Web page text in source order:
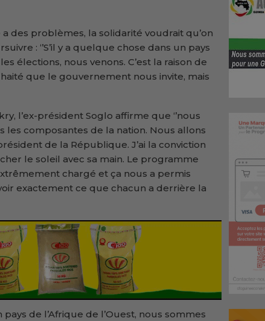
a des problèmes, la solidarité voudrait qu’on
: ‘’S’il y a quelque chose dans un pays
élections, nous venons. C’est la raison de
que le gouvernement nous invite, mais
l’ex-président Soglo affirme que ‘’nous
composantes de la nation. Nous allons
de la République. J’ai la conviction
le soleil avec sa main. Le programme
chargé et ça nous a permis
exactement ce que chacun a derrière la
de l’Afrique de l’Ouest, nous sommes